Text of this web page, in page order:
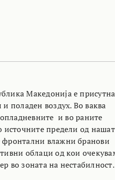
Македонија е присутна
поладен воздух. Во ваква
и во раните
источните предели од
фронтални влажни бранови
облаци од кои
во зоната на нестабилност.